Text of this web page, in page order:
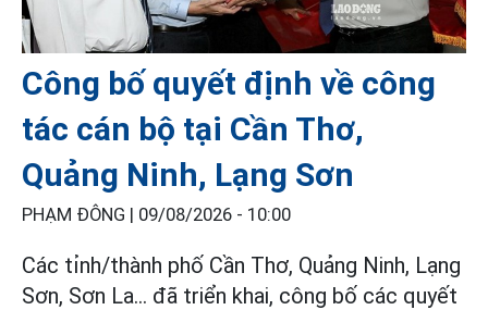
Công bố quyết định về công
tác cán bộ tại Cần Thơ,
Quảng Ninh, Lạng Sơn
PHẠM ĐÔNG | 09/08/2026 - 10:00
Các tỉnh/thành phố Cần Thơ, Quảng Ninh, Lạng
Sơn, Sơn La... đã triển khai, công bố các quyết